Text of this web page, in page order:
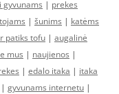
gyvunams | prekes
| šunims | katėms
patiks tofu | augalinė
mus | naujienos |
| edalo itaka | itaka
| gyvunams internetu |